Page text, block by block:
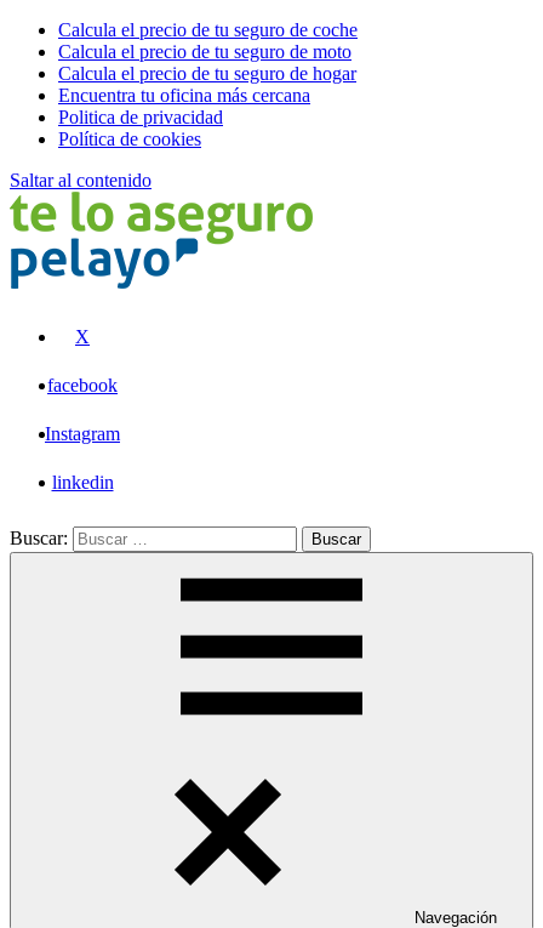
Calcula el precio de tu seguro de coche
Calcula el precio de tu seguro de moto
Calcula el precio de tu seguro de hogar
Encuentra tu oficina más cercana
Politica de privacidad
Política de cookies
Saltar al contenido
X
facebook
Instagram
linkedin
Buscar: Buscar
Navegación